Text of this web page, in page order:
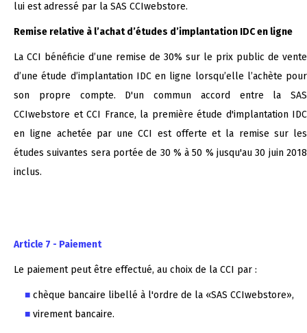
lui est adressé par la SAS CCIwebstore.
Remise relative à l’achat d’études d’implantation IDC en ligne
La CCI bénéficie d’une remise de 30% sur le prix public de vente
d’une étude d’implantation IDC en ligne lorsqu’elle l’achète pour
son propre compte. D'un commun accord entre la SAS
CCIwebstore et CCI France, la première étude d'implantation IDC
en ligne achetée par une CCI est offerte et la remise sur les
études suivantes sera portée de 30 % à 50 % jusqu'au 30 juin 2018
inclus.
Article 7 - Paiement
Le paiement peut être effectué, au choix de la CCI par :
chèque bancaire libellé à l'ordre de la «SAS CCIwebstore»,
virement bancaire.